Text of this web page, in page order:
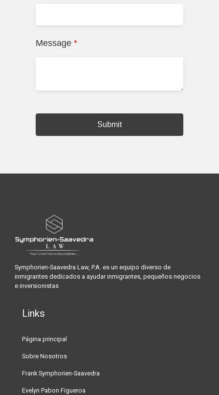
Symphorien-Saavedra Law, P.A. es un equipo diverso de
inmigrantes dedicados a ayudar inmigrantes, pequeños negocios
e inversionistas
Links
Página principal
Sobre Nosotros
Frank Symphorien-Saavedra
Evelyn Pabon Figueroa